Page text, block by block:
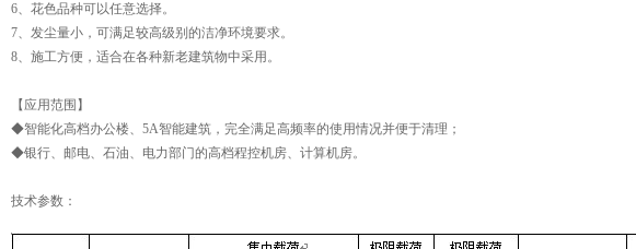
6、花色品种可以任意选择。
7、发尘量小，可满足较高级别的洁净环境要求。
8、施工方便，适合在各种新老建筑物中采用。
【应用范围】
◆智能化高档办公楼、5A智能建筑，完全满足高频率的使用情况并便于清理；
◆银行、邮电、石油、电力部门的高档程控机房、计算机房。
技术参数：